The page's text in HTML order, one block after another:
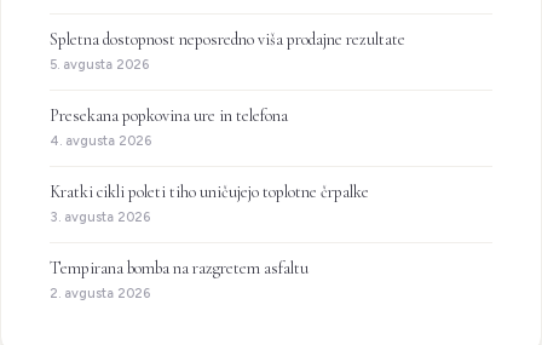
Spletna dostopnost neposredno viša prodajne rezultate
5. avgusta 2026
Presekana popkovina ure in telefona
4. avgusta 2026
Kratki cikli poleti tiho uničujejo toplotne črpalke
3. avgusta 2026
Tempirana bomba na razgretem asfaltu
2. avgusta 2026